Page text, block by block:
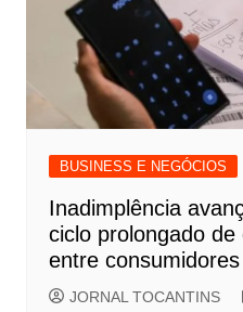
BUSINESS E NEGÓCIOS
Inadimplência
ciclo prolongado
entre consumidores
JORNAL TOCANTINS